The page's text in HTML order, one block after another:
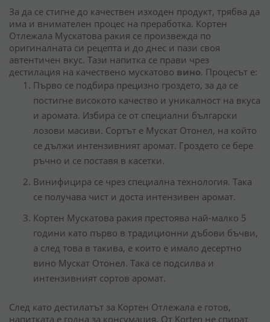
За да се стигне до качествен изходен продукт, трябва да
има и внимателен процес на преработка. Кортен
Отлежала Мускатова ракия се произвежда по
оригиналната си рецепта и до днес и пази своя
автентичен вкус. Тази напитка се прави чрез
дестилация на качествено мускатово вино. Процесът е:
Първо се подбира прецизно гроздето, за да се
постигне високото качество и уникалност на вкуса
и аромата. Избира се от специални български
лозови масиви. Сортът е Мускат Отонел, на който
се дължи интензивният аромат. Гроздето се бере
ръчно и се поставя в касетки.
Винифицира се чрез специална технология. Така
се получава чист и доста интензивен аромат.
Кортен Мускатова ракия престоява най-малко 5
години като първо в традиционни дъбови бъчви,
а след това в такива, е които е имало десертно
вино Мускат Отонел. Така се подсилва и
интензивният сортов аромат.
След като дестилатът за Кортен Отлежала е готов,
напитката е годна за консумация. От Korten не спират